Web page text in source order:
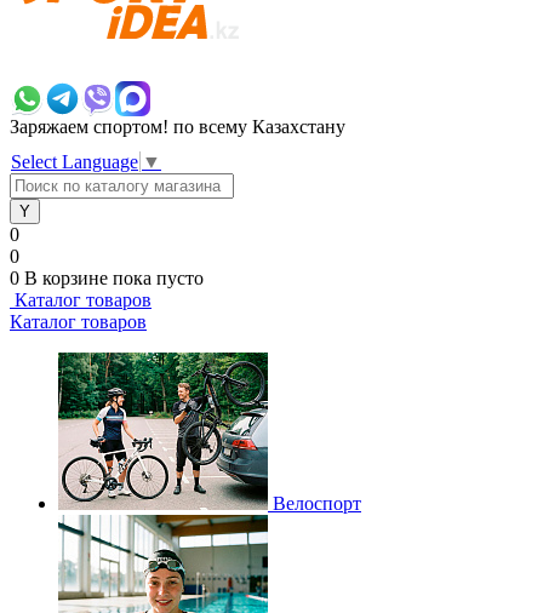
Заряжаем спортом! по всему Казахстану
Select Language ▼
0
0
0 В корзине пока пусто
Каталог товаров
Каталог товаров
Велоспорт